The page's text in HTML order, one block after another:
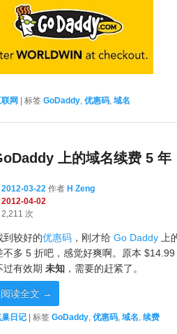
网 | 标签 GoDaddy 优惠码 域名
上的域名续费 5 年
2012-03-22 作者 H Zeng
2012-04-02
次
到较好的优惠码 ，刚才给 Go Daddy 上
不多 5 折吧，感觉好爽啊。原本
过有效期 未知 ，需要的赶紧了。
读全文 →
日记 标签 GoDaddy, 优惠码, 域名, 续费